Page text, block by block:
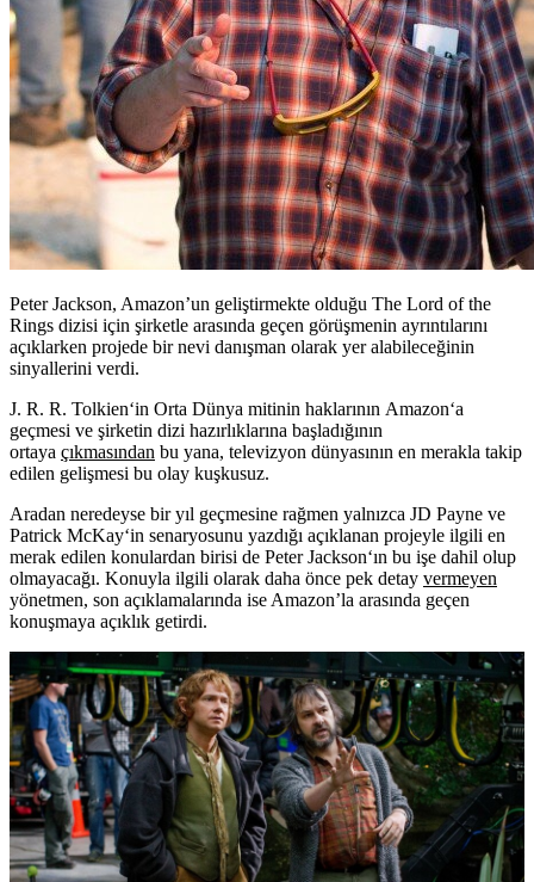
Peter Jackson, Amazon’un geliştirmekte olduğu The Lord of the
Rings dizisi için şirketle arasında geçen görüşmenin ayrıntılarını
açıklarken projede bir nevi danışman olarak yer alabileceğinin
sinyallerini verdi.
J. R. R. Tolkien‘in Orta Dünya mitinin haklarının Amazon‘a
geçmesi ve şirketin dizi hazırlıklarına başladığının
ortaya çıkmasından bu yana, televizyon dünyasının en merakla takip
edilen gelişmesi bu olay kuşkusuz.
Aradan neredeyse bir yıl geçmesine rağmen yalnızca JD Payne ve
Patrick McKay‘in senaryosunu yazdığı açıklanan projeyle ilgili en
merak edilen konulardan birisi de Peter Jackson‘ın bu işe dahil olup
olmayacağı. Konuyla ilgili olarak daha önce pek detay vermeyen
yönetmen, son açıklamalarında ise Amazon’la arasında geçen
konuşmaya açıklık getirdi.